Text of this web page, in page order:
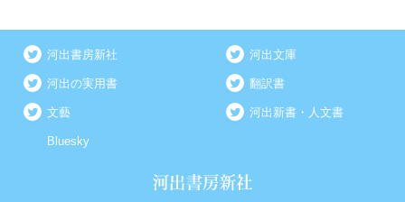
河出書房新社 河出文庫
河出の実用書 翻訳書
文藝 河出新書・人文書
Bluesky